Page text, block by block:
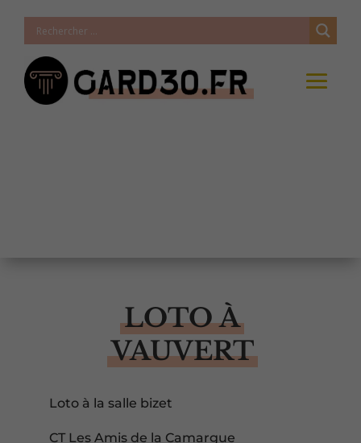
LOTO À
VAUVERT
Loto à la salle bizet
CT Les Amis de la Camargue